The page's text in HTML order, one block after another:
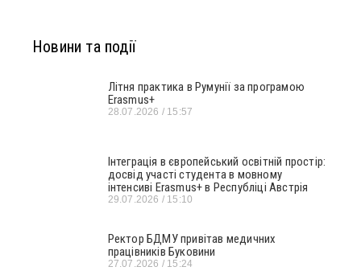
Новини та події
Літня практика в Румунії за програмою
Erasmus+
28.07.2026 15:57
Інтеграція в європейський освітній простір:
досвід участі студента в мовному
інтенсиві Erasmus+ в Республіці Австрія
29.07.2026 15:10
Ректор БДМУ привітав медичних
працівників Буковини
27.07.2026 15:24